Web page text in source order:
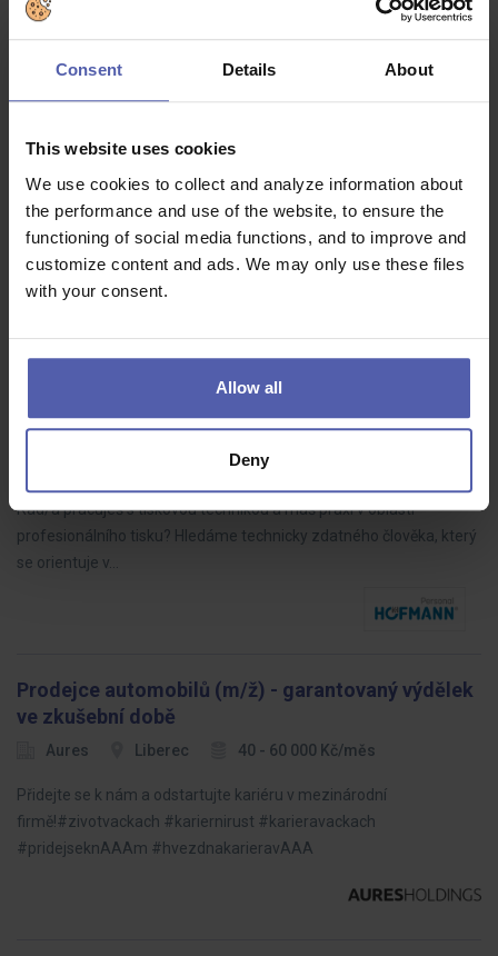
Consent Details About
This website uses cookies
We use cookies to collect and analyze information about
the performance and use of the website, to ensure the
functioning of social media functions, and to improve and
customize content and ads. We may only use these files
with your consent.
Allow all
Deny
HOFMANN WIZARD Brno
• Kalkulace vlastních stavebních prací • Tvorba cenových nabídek
na základě zadávací dokumentace • Kontrola správnosti a úplnosti
dokumentace pro správné vyhotovení kalkulací • Specifikace
Rád/a pracuješ s tiskovou technikou a máš praxi v oblasti
profesionálního tisku? Hledáme technicky zdatného člověka, který
se orientuje v…
Prodejce automobilů (m/ž) - garantovaný výdělek
ve zkušební době
Aures Liberec 40 - 60 000 Kč/měs
Přidejte se k nám a odstartujte kariéru v mezinárodní
firmě!#zivotvackach #kariernirust #karieravackach
#pridejseknAAAm #hvezdnakarieravAAA